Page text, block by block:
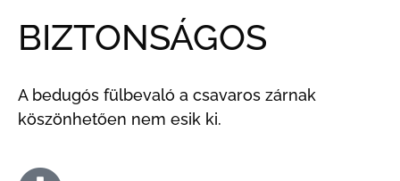
BIZTONSÁGOS
A bedugós fülbevaló a csavaros zárnak
köszönhetően nem esik ki.